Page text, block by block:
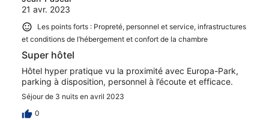
21 avr. 2023
Les points forts : Propreté, personnel et service, infrastructures
et conditions de l’hébergement et confort de la chambre
Super hôtel
Hôtel hyper pratique vu la proximité avec Europa-Park,
parking à disposition, personnel à l’écoute et efficace.
Séjour de 3 nuits en avril 2023
0